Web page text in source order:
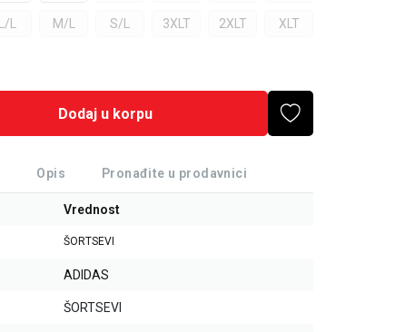
L/L M/L S/L 3XLT 2XLT XLT
Dodaj u korpu
Opis Pronađite u prodavnici
Vrednost
ŠORTSEVI
ADIDAS
ŠORTSEVI